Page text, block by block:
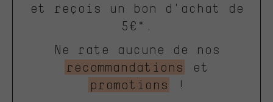
et reçois un bon d'achat de
5€*.
Ne rate aucune de nos
recommandations
et
promotions
!